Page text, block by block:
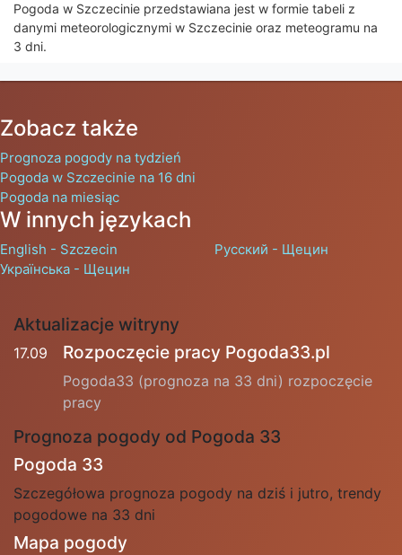
Pogoda w Szczecinie przedstawiana jest w formie tabeli z
danymi meteorologicznymi w Szczecinie oraz meteogramu na
3 dni.
Zobacz także
Prognoza pogody na tydzień
Pogoda w Szczecinie na 16 dni
Pogoda na miesiąc
W innych językach
English - Szczecin
Русский - Щецин
Українська - Щецин
Aktualizacje witryny
17.09 Rozpoczęcie pracy Pogoda33.pl
Pogoda33 (prognoza na 33 dni) rozpoczęcie
pracy
Prognoza pogody od Pogoda 33
Pogoda 33
Szczegółowa prognoza pogody na dziś i jutro, trendy
pogodowe na 33 dni
Mapa pogody